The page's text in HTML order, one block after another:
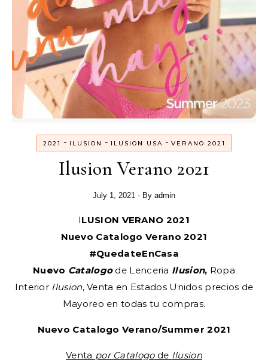
2021 - ILUSION - ILUSION USA - VERANO 2021
Ilusion Verano 2021
July 1, 2021 - By admin
ILUSION VERANO 2021
Nuevo Catalogo Verano 2021
#QuedateEnCasa
Nuevo Catalogode Lenceria Ilusion, Ropa
Interior Ilusion, Venta en Estados Unidos precios de
Mayoreo en todas tu compras.
Nuevo Catalogo Verano/Summer 2021
Venta por Catalogode Ilusion